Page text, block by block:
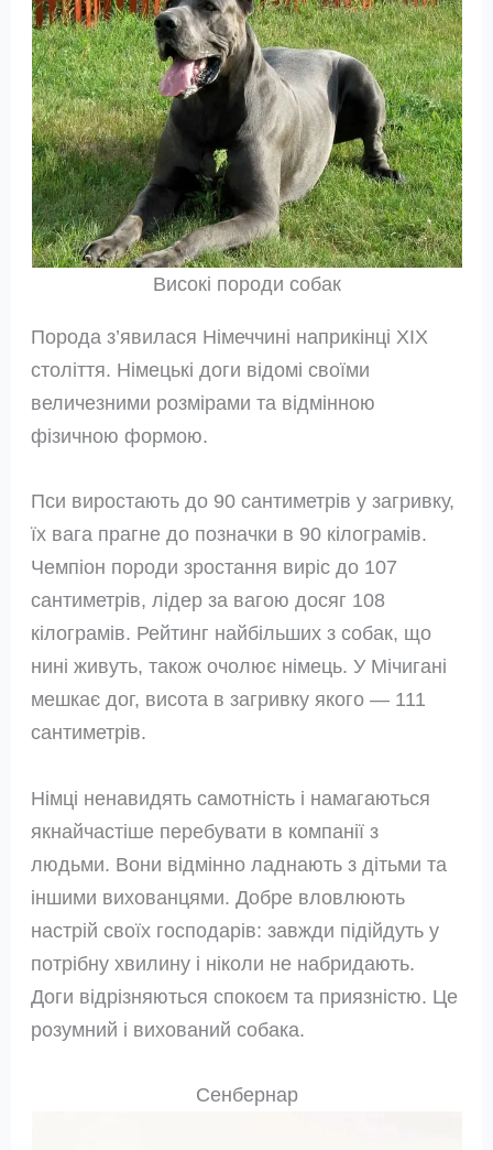
Високі породи собак
Порода з’явилася Німеччині наприкінці ХІХ
століття. Німецькі доги відомі своїми
величезними розмірами та відмінною
фізичною формою.
Пси виростають до 90 сантиметрів у загривку,
їх вага прагне до позначки в 90 кілограмів.
Чемпіон породи зростання виріс до 107
сантиметрів, лідер за вагою досяг 108
кілограмів. Рейтинг найбільших з собак, що
нині живуть, також очолює німець. У Мічигані
мешкає дог, висота в загривку якого — 111
сантиметрів.
Німці ненавидять самотність і намагаються
якнайчастіше перебувати в компанії з
людьми. Вони відмінно ладнають з дітьми та
іншими вихованцями. Добре вловлюють
настрій своїх господарів: завжди підійдуть у
потрібну хвилину і ніколи не набридають.
Доги відрізняються спокоєм та приязністю. Це
розумний і вихований собака.
Сенбернар